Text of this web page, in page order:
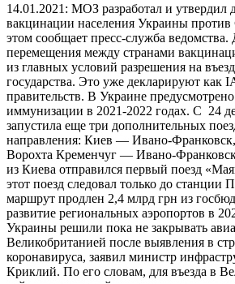
14.01.2021: МОЗ разработал и утвердил
вакцинации населения Украины
этом сообщает пресс-служба ведомства.
перемещения между странами
из главных условий разрешения на
государства. Это уже декларируют как
правительств. В Украине предусмотрено
иммунизации в 2021-2022 годах. С 24
запустила еще три дополнительных
направления: Киев — Ивано-
Ворохта Кременчуг — Ивано-Франковск
из Киева отправился первый поезд
этот поезд следовал только до станции
маршрут продлен 2,4 млрд грн из
развитие региональных аэропортов в
Украины решили пока не закрывать
Великобританией после выявления в
коронавируса, заявил министр
Криклий. По его словам, для въезда в